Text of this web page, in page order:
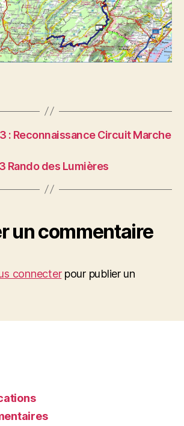
: Reconnaissance Circuit Marche
Rando des Lumières
un commentaire
connecterpour publier un